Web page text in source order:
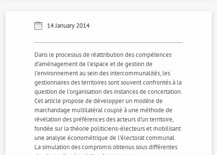
14 January 2014
Dans le processus de réattribution des compétences
d’aménagement de l’espace et de gestion de
l’environnement au sein des intercommunalités, les
gestionnaires des territoires sont souvent confrontés à la
question de l’organisation des instances de concertation.
Cet article propose de développer un modèle de
marchandage multilatéral couplé à une méthode de
révélation des préférences des acteurs d’un territoire,
fondée sur la théorie politiciens-électeurs et mobilisant
une analyse économétrique de l’électorat communal.
La simulation des compromis obtenus sous différentes